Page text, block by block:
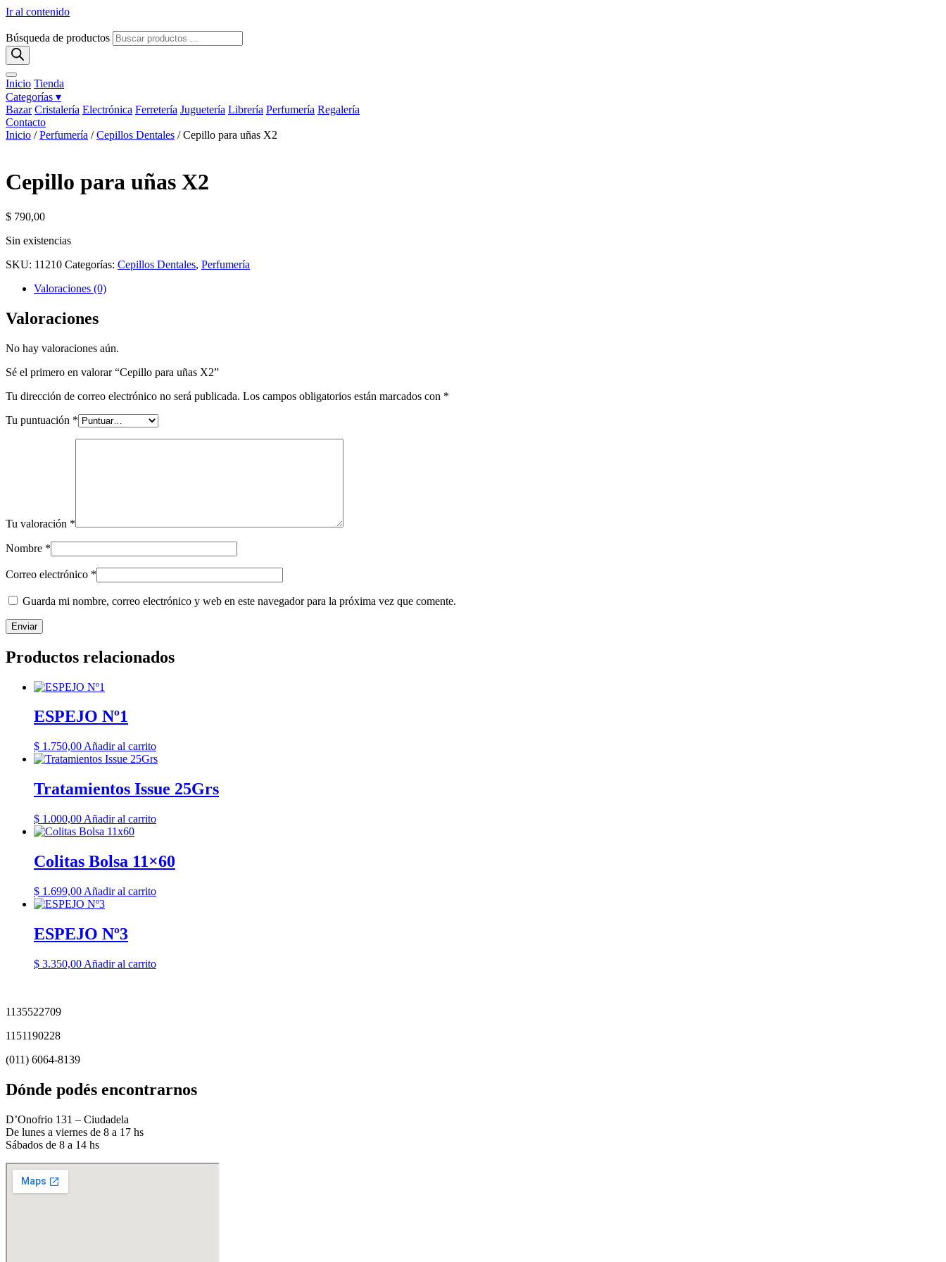
Ir al contenido
Búsqueda de productos
Inicio Tienda
Categorías ▾
Bazar Cristalería Electrónica Ferretería Juguetería Librería Perfumería Regalería
Contacto
Inicio /Perfumería /Cepillos Dentales / Cepillo para uñas X2
Cepillo para uñas X2
$ 790,00
Sin existencias
SKU: 11210 Categorías: Cepillos Dentales, Perfumería
Valoraciones (0)
Valoraciones
No hay valoraciones aún.
Sé el primero en valorar “Cepillo para uñas X2”
Tu dirección de correo electrónico no será publicada. Los campos obligatorios están marcados con *
Tu puntuación *
Tu valoración *
Nombre *
Correo electrónico *
Guarda mi nombre, correo electrónico y web en este navegador para la próxima vez que comente.
Productos relacionados
ESPEJO Nº1
$ 1.750,00 Añadir al carrito
Tratamientos Issue 25Grs
$ 1.000,00 Añadir al carrito
Colitas Bolsa 11×60
$ 1.699,00 Añadir al carrito
ESPEJO Nº3
$ 3.350,00 Añadir al carrito
1135522709
1151190228
(011) 6064-8139
Dónde podés encontrarnos
D’Onofrio 131 – Ciudadela
De lunes a viernes de 8 a 17 hs
Sábados de 8 a 14 hs